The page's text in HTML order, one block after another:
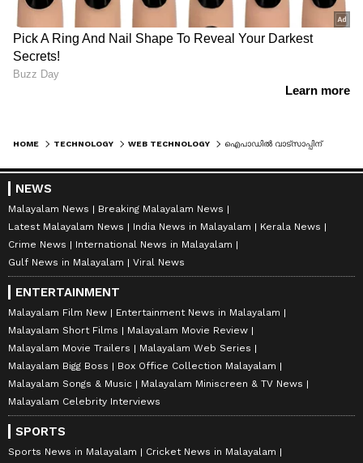
HOME TECHNOLOGY WEB TECHNOLOGY
NEWS
Malayalam News
Breaking Malayalam News
Latest Malayalam News
India News in Malayalam
Kerala News
Crime News
International News in Malayalam
Gulf News in Malayalam
Viral News
ENTERTAINMENT
Malayalam Film New
Entertainment News in Malayalam
Malayalam Short Films
Malayalam Movie Review
Malayalam Movie Trailers
Malayalam Web Series
Malayalam Bigg Boss
Box Office Collection Malayalam
Malayalam Songs & Music
Malayalam Miniscreen & TV News
Malayalam Celebrity Interviews
SPORTS
Sports News in Malayalam
Cricket News in Malayalam